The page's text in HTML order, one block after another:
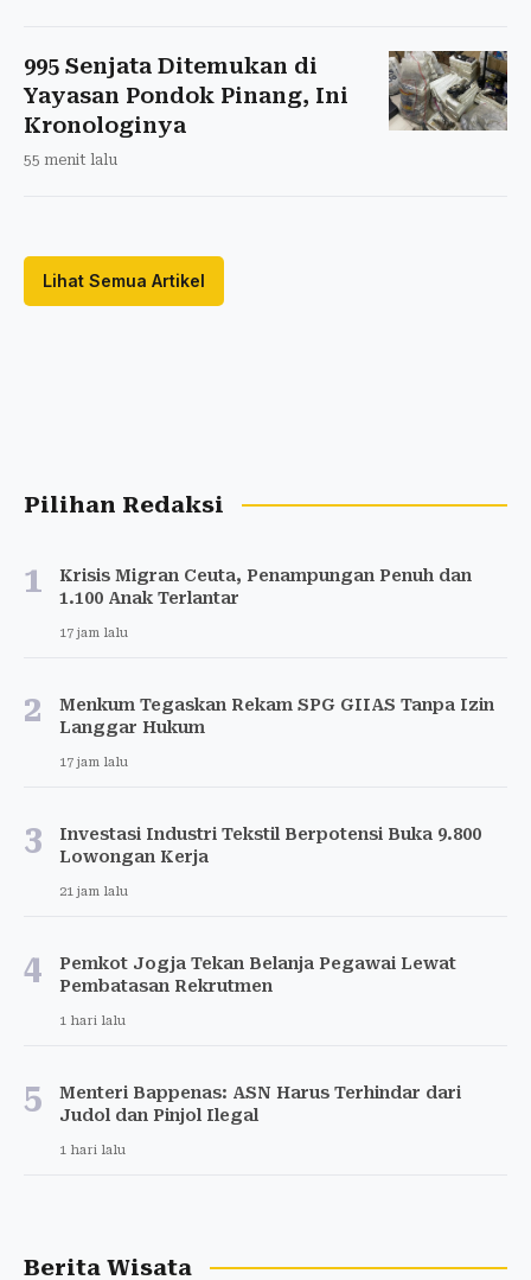
995 Senjata Ditemukan di
Yayasan Pondok Pinang, Ini
Kronologinya
55 menit lalu
Lihat Semua Artikel
Pilihan Redaksi
1
Krisis Migran Ceuta, Penampungan Penuh dan
1.100 Anak Terlantar
17 jam lalu
2
Menkum Tegaskan Rekam SPG GIIAS Tanpa Izin
Langgar Hukum
17 jam lalu
3
Investasi Industri Tekstil Berpotensi Buka 9.800
Lowongan Kerja
21 jam lalu
4
Pemkot Jogja Tekan Belanja Pegawai Lewat
Pembatasan Rekrutmen
1 hari lalu
5
Menteri Bappenas: ASN Harus Terhindar dari
Judol dan Pinjol Ilegal
1 hari lalu
Berita Wisata